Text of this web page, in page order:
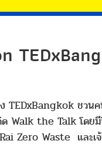
ชวนค
Walk the Talk โดย
Zero Waste และเจ้